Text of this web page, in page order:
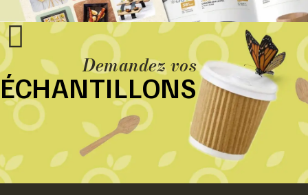
Demandez vos
ÉCHANTILLONS